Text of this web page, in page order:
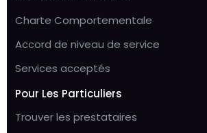
Charte Comportementale
Accord de niveau de service
Services acceptés
Pour Les Particuliers
Trouver les prestataires